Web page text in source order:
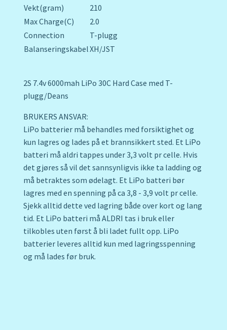
Vekt(gram)
210
Max Charge(C)
2.0
Connection
T-plugg
BalanseringskabelXH/JST
2S 7.4v 6000mah LiPo 30C Hard Case med T-
plugg/Deans
BRUKERS ANSVAR:
LiPo batterier må behandles med forsiktighet og
kun lagres og lades på et brannsikkert sted. Et LiPo
batteri må aldri tappes under 3,3 volt pr celle. Hvis
det gjøres så vil det sannsynligvis ikke ta ladding og
må betraktes som ødelagt. Et LiPo batteri bør
lagres med en spenning på ca 3,8 - 3,9 volt pr celle.
Sjekk alltid dette ved lagring både over kort og lang
tid. Et LiPo batteri må ALDRI tas i bruk eller
tilkobles uten først å bli ladet fullt opp. LiPo
batterier leveres alltid kun med lagringsspenning
og må lades før bruk.